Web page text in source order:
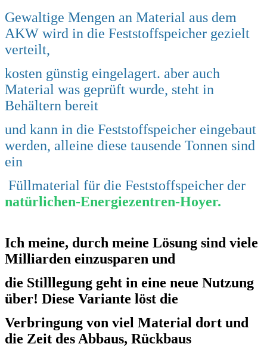
Gewaltige Mengen an Material aus dem
AKW wird in die Feststoffspeicher gezielt
verteilt,
kosten günstig eingelagert. aber auch
Material was geprüft wurde, steht in
Behältern bereit
und kann in die Feststoffspeicher eingebaut
werden, alleine diese tausende Tonnen sind
ein
Füllmaterial für die Feststoffspeicher der
natürlichen-Energiezentren-Hoyer.
Ich meine, durch meine Lösung sind viele
Milliarden einzusparen und
die Stilllegung geht in eine neue Nutzung
über! Diese Variante löst die
Verbringung von viel Material dort und
die Zeit des Abbaus, Rückbaus